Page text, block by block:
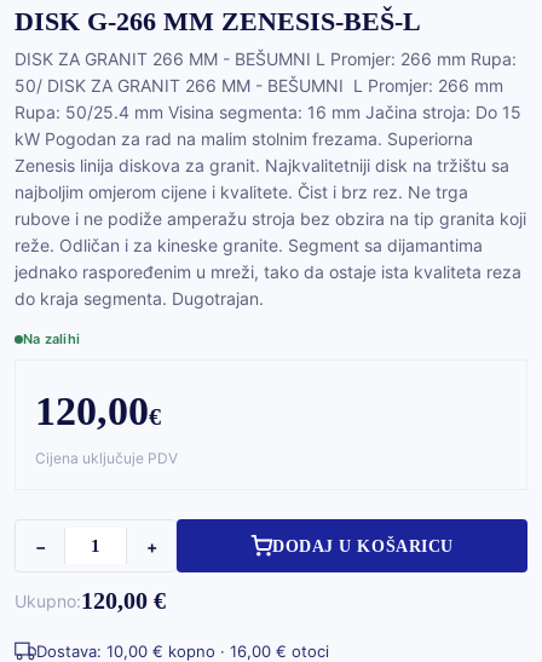
DISK G-266 MM ZENESIS-BEŠ-L
DISK ZA GRANIT 266 MM - BEŠUMNI L Promjer: 266 mm Rupa:
50/ DISK ZA GRANIT 266 MM - BEŠUMNI L Promjer: 266 mm
Rupa: 50/25.4 mm Visina segmenta: 16 mm Jačina stroja: Do 15
kW Pogodan za rad na malim stolnim frezama. Superiorna
Zenesis linija diskova za granit. Najkvalitetniji disk na tržištu sa
najboljim omjerom cijene i kvalitete. Čist i brz rez. Ne trga
rubove i ne podiže amperažu stroja bez obzira na tip granita koji
reže. Odličan i za kineske granite. Segment sa dijamantima
jednako raspoređenim u mreži, tako da ostaje ista kvaliteta reza
do kraja segmenta. Dugotrajan.
Na zalihi
120,00€
Cijena uključuje PDV
− + DODAJ U KOŠARICU
Ukupno:120,00 €
Dostava: 10,00 € kopno · 16,00 € otoci